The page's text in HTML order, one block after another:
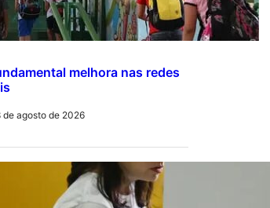
melhora nas redes
de agosto de 2026